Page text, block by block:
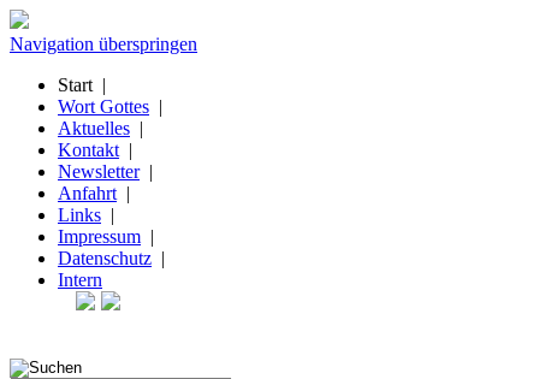
Navigation überspringen
Start |
Wort Gottes |
Aktuelles |
Kontakt |
Newsletter|
Anfahrt |
Links |
Impressum |
Datenschutz |
Intern